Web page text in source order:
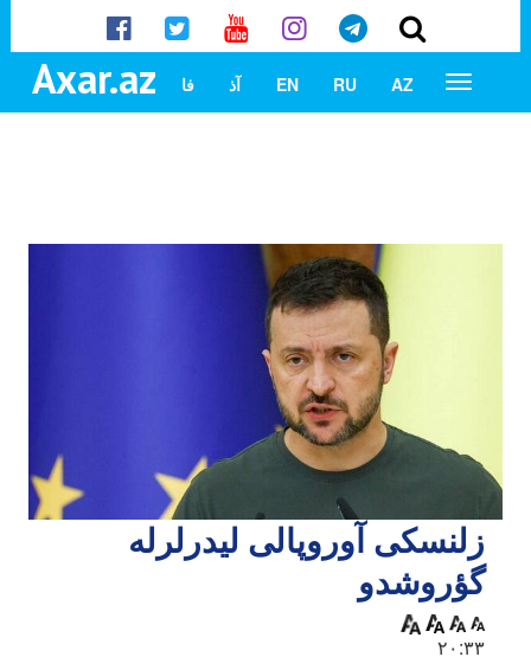
Axar.az AZ
RU
EN آذ فا
زلنسکی آوروپالی لیدرلرله
گؤروشدو
۲۰:۳۳